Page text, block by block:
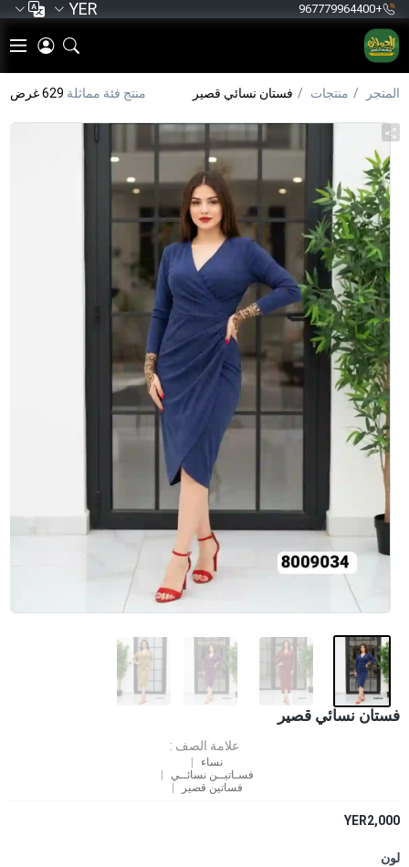
+967779964400
YER
المتجر منتجات فستان نسائي قصير منتج فئة مماثلة 629 غرض
فستان نسائي قصير
علامة الصف :
نساء
فسـاتيــن نسائــي
فساتين قصير
YER2,000
لون